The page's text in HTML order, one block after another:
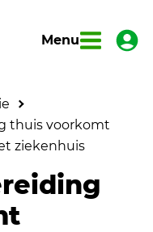
Menu
thuis voorkomt
ziekenhuis